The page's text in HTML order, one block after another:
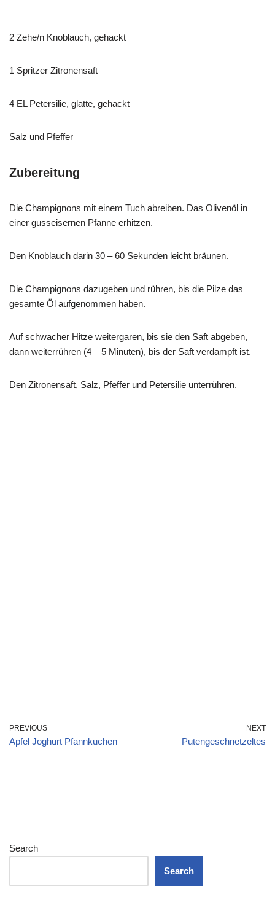
2 Zehe/n Knoblauch, gehackt
1 Spritzer Zitronensaft
4 EL Petersilie, glatte, gehackt
Salz und Pfeffer
Zubereitung
Die Champignons mit einem Tuch abreiben. Das Olivenöl in
einer gusseisernen Pfanne erhitzen.
Den Knoblauch darin 30 – 60 Sekunden leicht bräunen.
Die Champignons dazugeben und rühren, bis die Pilze das
gesamte Öl aufgenommen haben.
Auf schwacher Hitze weitergaren, bis sie den Saft abgeben,
dann weiterrühren (4 – 5 Minuten), bis der Saft verdampft ist.
Den Zitronensaft, Salz, Pfeffer und Petersilie unterrühren.
PREVIOUS
Apfel Joghurt Pfannkuchen
NEXT
Putengeschnetzeltes
Search
Search